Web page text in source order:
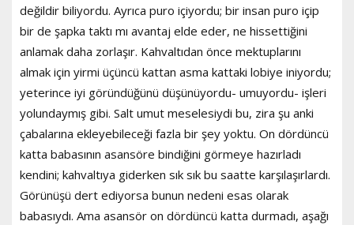
değildir biliyordu. Ayrıca puro içiyordu; bir insan puro içip
bir de şapka taktı mı avantaj elde eder, ne hissettiğini
anlamak daha zorlaşır. Kahvaltıdan önce mektuplarını
almak için yirmi üçüncü kattan asma kattaki lobiye iniyordu;
yeterince iyi göründüğünü düşünüyordu- umuyordu- işleri
yolundaymış gibi. Salt umut meselesiydi bu, zira şu anki
çabalarına ekleyebileceği fazla bir şey yoktu. On dördüncü
katta babasının asansöre bindiğini görmeye hazırladı
kendini; kahvaltıya giderken sık sık bu saatte karşılaşırlardı.
Görünüşü dert ediyorsa bunun nedeni esas olarak
babasıydı. Ama asansör on dördüncü katta durmadı, aşağı